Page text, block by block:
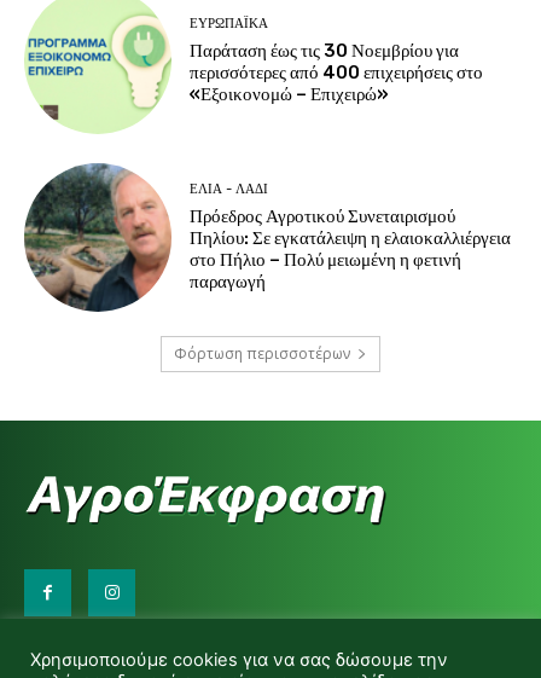
ΕΥΡΩΠΑΪΚΆ
Παράταση έως τις 30 Νοεμβρίου για
περισσότερες από 400 επιχειρήσεις στο
«Εξοικονομώ – Επιχειρώ»
ΕΛΙΆ - ΛΆΔΙ
Πρόεδρος Αγροτικού Συνεταιρισμού
Πηλίου: Σε εγκατάλειψη η ελαιοκαλλιέργεια
στο Πήλιο – Πολύ μειωμένη η φετινή
παραγωγή
Φόρτωση περισσοτέρων
d.makas@yahoo.gr
Χρησιμοποιούμε cookies για να σας δώσουμε την